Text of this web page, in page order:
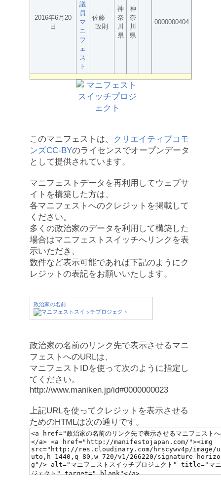
2016年6月20
日
議
員
マ
ニ
フ
ェ
ス
ト
佐藤
政則
神
奈
川
県
神
奈
川
県
0000000404
このマニフェストは、
クリエイティブコモ
ンズCC-BYのライセンスでオープンデータ
として提供されています。
マニフェストデータを再利用してウェブサ
イトを構築した方は、
各マニフェストへのクレジットを掲載して
ください。
多くの政治家のデータを利用して構築した
場合はマニフェストスイッチへリンクを表
示いただき、
数件など表示可能であれば下記のようにク
レジットの表記をお願いいたします。
政治家の名前
政治家の名前のリンク先で表示させるマニ
フェストへのURLは、
マニフェストIDを使って次のように指定し
てください。
http://www.maniken.jp/id#0000000023
上記URLを使ってクレジットを表示させる
ためのHTMLは次の通りです。